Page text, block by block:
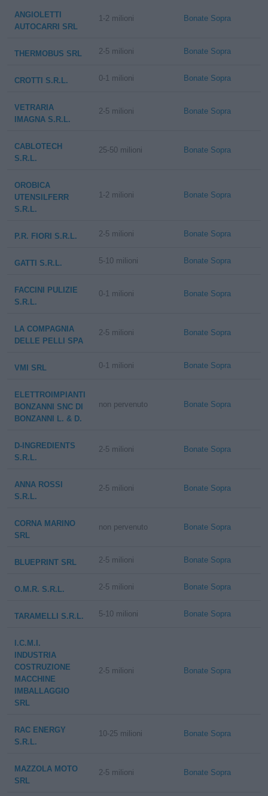
ANGIOLETTI
AUTOCARRI SRL
1-2 milioni Bonate Sopra
THERMOBUS SRL 2-5 milioni Bonate Sopra
CROTTI S.R.L. 0-1 milioni Bonate Sopra
VETRARIA
IMAGNA S.R.L.
2-5 milioni Bonate Sopra
CABLOTECH
S.R.L.
25-50 milioni Bonate Sopra
OROBICA
UTENSILFERR
S.R.L.
1-2 milioni Bonate Sopra
P.R. FIORI S.R.L. 2-5 milioni Bonate Sopra
GATTI S.R.L. 5-10 milioni Bonate Sopra
FACCINI PULIZIE
S.R.L.
0-1 milioni Bonate Sopra
LA COMPAGNIA
DELLE PELLI SPA
2-5 milioni Bonate Sopra
VMI SRL 0-1 milioni Bonate Sopra
ELETTROIMPIANTI
BONZANNI SNC DI
BONZANNI L. & D.
non pervenuto Bonate Sopra
D-INGREDIENTS
S.R.L.
2-5 milioni Bonate Sopra
ANNA ROSSI
S.R.L.
2-5 milioni Bonate Sopra
CORNA MARINO
SRL
non pervenuto Bonate Sopra
BLUEPRINT SRL 2-5 milioni Bonate Sopra
O.M.R. S.R.L. 2-5 milioni Bonate Sopra
TARAMELLI S.R.L. 5-10 milioni Bonate Sopra
I.C.M.I.
INDUSTRIA
COSTRUZIONE
MACCHINE
IMBALLAGGIO
SRL
2-5 milioni Bonate Sopra
RAC ENERGY
S.R.L.
10-25 milioni Bonate Sopra
MAZZOLA MOTO
SRL
2-5 milioni Bonate Sopra